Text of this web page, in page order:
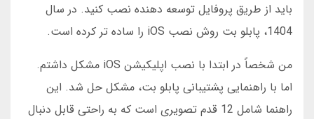
باید از طریق پروفایل توسعه دهنده نصب کنید. در سال
1404، پابلو بت روش نصب iOS را ساده تر کرده است.
من شخصاً در ابتدا با نصب اپلیکیشن iOS مشکل داشتم.
اما با راهنمایی پشتیبانی پابلو بت، مشکل حل شد. این
راهنما شامل 12 قدم تصویری است که به راحتی قابل دنبال